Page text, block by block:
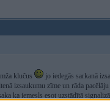
klučus
jo iedegās sarkanā
izsaukumu zīme un rāda pacēlāju
ka iemesls esot uzstādītā